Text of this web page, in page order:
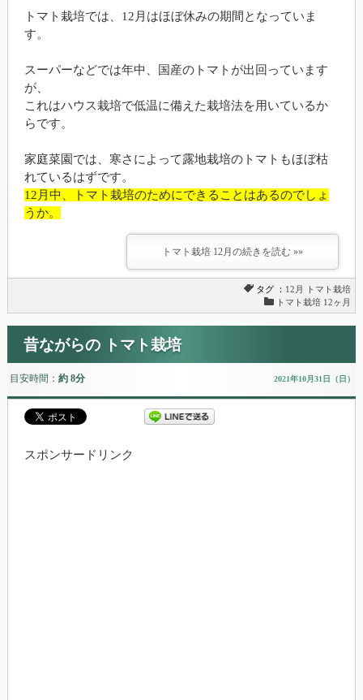
トマト栽培では、12月はほぼ休みの期間となっていま
す。
スーパーなどでは年中、国産のトマトが出回っています
が、
これはハウス栽培で低温に備えた栽培法を用いているか
らです。
家庭菜園では、寒さによって露地栽培のトマトもほぼ枯
れているはずです。
12月中、トマト栽培のためにできることはあるのでしょ
うか。
トマト栽培 12月の続きを読む »»
タグ ： 12月
トマト栽培
トマト栽培 12ヶ月
昔ながらの トマト栽培
目安時間： 約 8分 2021年10月31日（日）
スポンサードリンク